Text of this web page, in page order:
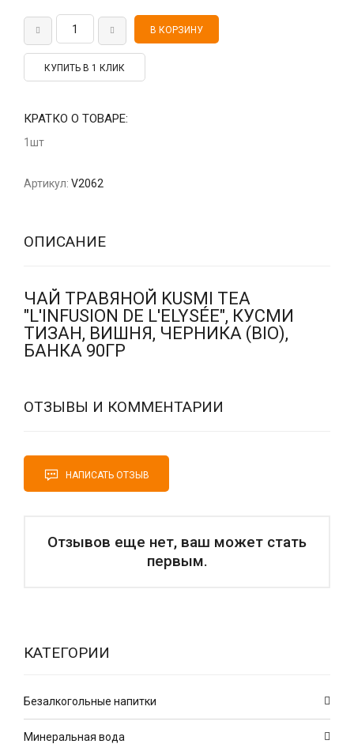
КУПИТЬ В 1 КЛИК
КРАТКО О ТОВАРЕ:
1шт
Артикул: V2062
ОПИСАНИЕ
ЧАЙ ТРАВЯНОЙ KUSMI TEA
"L'INFUSION DE L'ELYSÉE", КУСМИ
ТИЗАН, ВИШНЯ, ЧЕРНИКА (BIO),
БАНКА 90ГР
ОТЗЫВЫ И КОММЕНТАРИИ
НАПИСАТЬ ОТЗЫВ
Отзывов еще нет, ваш может стать
первым.
КАТЕГОРИИ
Безалкогольные напитки
Минеральная вода